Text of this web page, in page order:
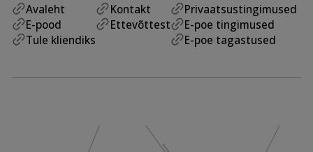
Avaleht
E-pood
Tule kliendiks
Kontakt
Ettevõttest
Privaatsustingimused
E-poe tingimused
E-poe tagastused